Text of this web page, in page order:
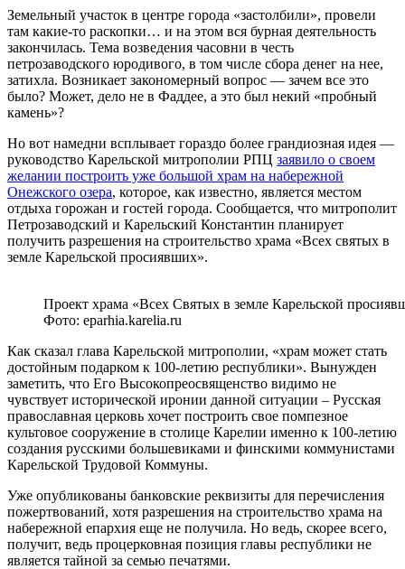
Земельный участок в центре города «застолбили», провели
там какие-то раскопки… и на этом вся бурная деятельность
закончилась. Тема возведения часовни в честь
петрозаводского юродивого, в том числе сбора денег на нее,
затихла. Возникает закономерный вопрос — зачем все это
было? Может, дело не в Фаддее, а это был некий «пробный
камень»?
Но вот намедни всплывает гораздо более грандиозная идея —
руководство Карельской митрополии РПЦ заявило о своем
желании построить уже большой храм на набережной
Онежского озера, которое, как известно, является местом
отдыха горожан и гостей города. Сообщается, что митрополит
Петрозаводский и Карельский Константин планирует
получить разрешения на строительство храма «Всех святых в
земле Карельской просиявших».
Проект храма «Всех Святых в земле Карельской
Фото: eparhia.karelia.ru
Как сказал глава Карельской митрополии, «храм может стать
достойным подарком к 100-летию республики». Вынужден
заметить, что Его Высокопреосвященство видимо не
чувствует исторической иронии данной ситуации – Русская
православная церковь хочет построить свое помпезное
культовое сооружение в столице Карелии именно к 100-летию
создания русскими большевиками и финскими коммунистами
Карельской Трудовой Коммуны.
Уже опубликованы банковские реквизиты для перечисления
пожертвований, хотя разрешения на строительство храма на
набережной епархия еще не получила. Но ведь, скорее всего,
получит, ведь процерковная позиция главы республики не
является тайной за семью печатями.